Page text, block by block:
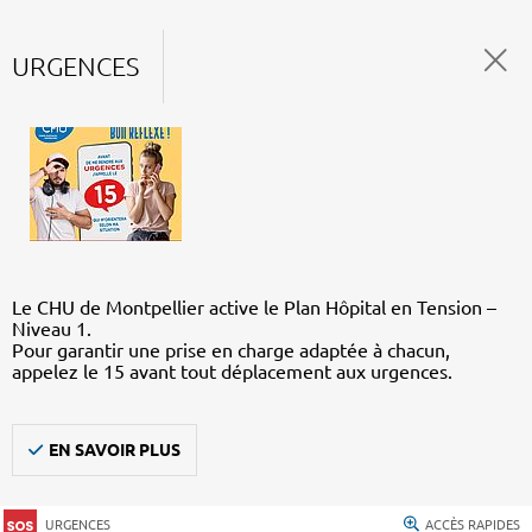
URGENCES
Le CHU de Montpellier active le Plan Hôpital en Tension –
Niveau 1.
Pour garantir une prise en charge adaptée à chacun,
appelez le 15 avant tout déplacement aux urgences.
EN SAVOIR PLUS
URGENCES ACCÈS RAPIDES